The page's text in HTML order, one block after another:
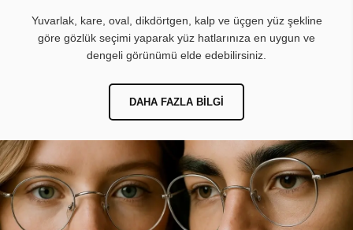
Yuvarlak, kare, oval, dikdörtgen, kalp ve üçgen yüz şekline
göre gözlük seçimi yaparak yüz hatlarınıza en uygun ve
dengeli görünümü elde edebilirsiniz.
DAHA FAZLA BILGI